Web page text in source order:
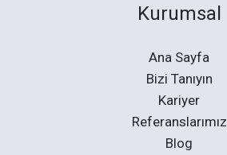
Kurumsal
Ana Sayfa
Bizi Tanıyın
Kariyer
Referanslarımız
Blog